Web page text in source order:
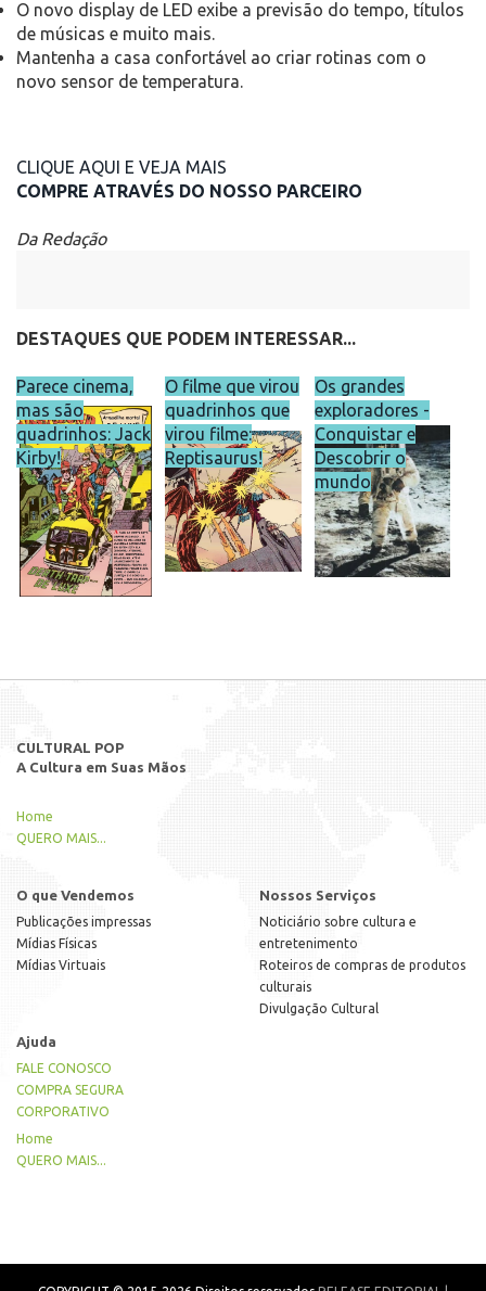
O novo display de LED exibe a previsão do tempo, títulos
de músicas e muito mais.
Mantenha a casa confortável ao criar rotinas com o
novo sensor de temperatura.
CLIQUE AQUI E VEJA MAIS
COMPRE ATRAVÉS DO NOSSO PARCEIRO
Da Redação
DESTAQUES QUE PODEM INTERESSAR...
Parece cinema,
mas são
quadrinhos: Jack
Kirby!
O filme que virou
quadrinhos que
virou filme:
Reptisaurus!
Os grandes
exploradores -
Conquistar e
Descobrir o
mundo
CULTURAL POP
A Cultura em Suas Mãos
Home
QUERO MAIS...
O que Vendemos
Publicações impressas
Mídias Físicas
Mídias Virtuais
Nossos Serviços
Noticiário sobre cultura e
entretenimento
Roteiros de compras de produtos
culturais
Divulgação Cultural
Ajuda
FALE CONOSCO
COMPRA SEGURA
CORPORATIVO
Home
QUERO MAIS...